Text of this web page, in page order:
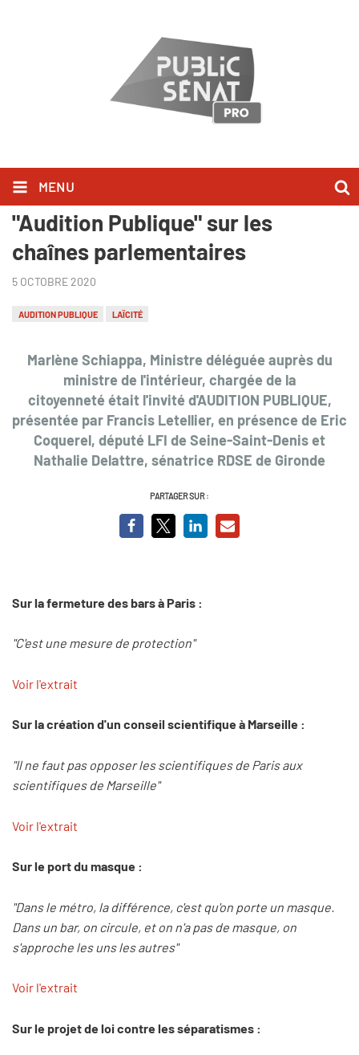
MENU
Marlène Schiappa l'a dit dans
"Audition Publique" sur les
chaînes parlementaires
5 OCTOBRE 2020
AUDITION PUBLIQUE LAÏCITÉ
Marlène Schiappa, Ministre déléguée auprès du
ministre de l'intérieur, chargée de la
citoyenneté était l'invité d'AUDITION PUBLIQUE,
présentée par Francis Letellier, en présence de Eric
Coquerel, député LFI de Seine-Saint-Denis et
Nathalie Delattre, sénatrice RDSE de Gironde
PARTAGER SUR :
Sur la fermeture des bars à Paris :
"C'est une mesure de protection"
Voir l'extrait
Sur la création d'un conseil scientifique à Marseille :
"Il ne faut pas opposer les scientifiques de Paris aux
scientifiques de Marseille"
Voir l'extrait
Sur le port du masque :
"Dans le métro, la différence, c'est qu'on porte un masque.
Dans un bar, on circule, et on n'a pas de masque, on
s'approche les uns les autres"
Voir l'extrait
Sur le projet de loi contre les séparatismes :